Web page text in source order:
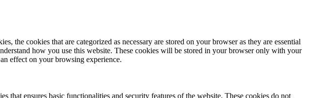
the cookies that are categorized as necessary are stored on your browser as they are essential
how you use this website. These cookies will be stored in your browser only with your
effect on your browsing experience.
that ensures basic functionalities and security features of the website. These cookies do not